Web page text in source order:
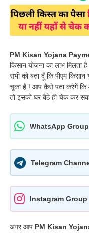
PM Kisan Yojana
किसान योजना का लाभ
सभी को बता दूँ कि पीएम
चूका है ! आप कैसे पता करेगें कि
तो इसको घर बैठे ही चेक कर
WhatsApp Group
Telegram
Instagram Group
अगर आप PM Kisan